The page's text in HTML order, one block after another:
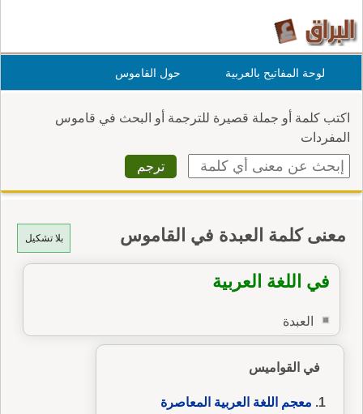
لوحة المفاتيح بالعربية حول القاموس
اكتب كلمة أو جملة قصيرة للترجمة أو البحث في قاموس
المفردات
بلا تشكيل معنى كلمة العبدة في القاموس
في اللغة العربية
العبدة
في القواميس
معجم اللغة العربية المعاصرة